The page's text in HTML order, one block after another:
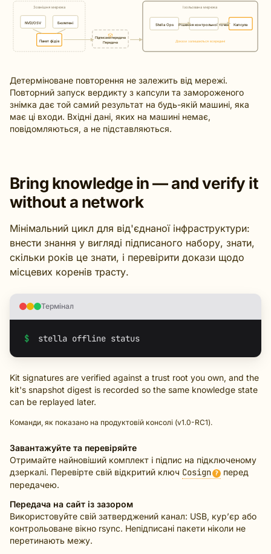
Зовнішня мережа
NVD/OSV Бюлетені
Пакет фідів
Підписана передача
Передача
Ізольована мережа
Stella Ops Рішення контрольної точки Капсула
Докази залишаються всередині
Детерміноване повторення не залежить від мережі.
Повторний запуск вердикту з капсули та замороженого
знімка дає той самий результат на будь-якій машині, яка
має ці входи. Вхідні дані, яких на машині немає,
повідомляються, а не підставляються.
Bring knowledge in — and verify it
without a network
Мінімальний цикл для від'єднаної інфраструктури:
внести знання у вигляді підписаного набору, знати,
скільки років це знати, і перевірити докази щодо
місцевих коренів трасту.
Термінал
$
Kit signatures are verified against a trust root you own, and the
kit's snapshot digest is recorded so the same knowledge state
can be replayed later.
Команди, як показано на продуктовій консолі (v1.0-RC1).
Завантажуйте та перевіряйте
Отримайте найновіший комплект і підпис на підключеному
дзеркалі. Перевірте свій відкритий ключ Cosign ?
перед
передачею.
Передача на сайт із зазором
Використовуйте свій затверджений канал: USB, кур’єр або
контрольоване вікно rsync. Непідписані пакети ніколи не
перетинають межу.